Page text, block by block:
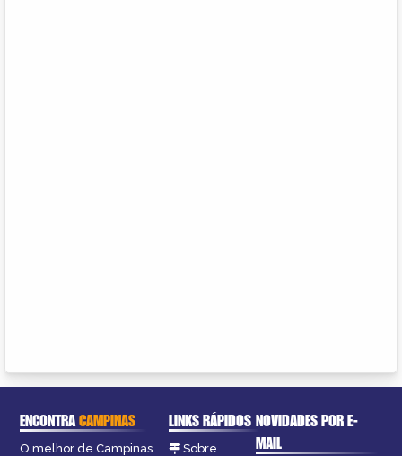
ENCONTRACAMPINAS
O melhor de Campinas
LINKS RÁPIDOS
Sobre
NOVIDADES POR E-
MAIL